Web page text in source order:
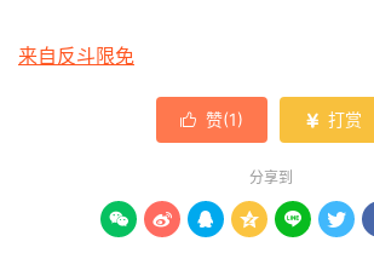
来自反斗限免
 赞(1)  打赏
分享到
     